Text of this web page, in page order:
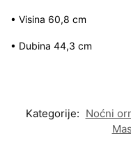
• Visina 60,8 cm
• Dubina 44,3 cm
Kategorije: Noćni